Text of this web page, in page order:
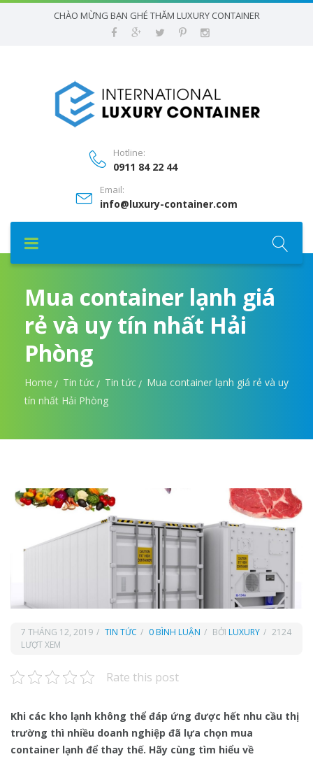
CHÀO MỪNG BẠN GHÉ THĂM LUXURY CONTAINER
Hotline:
0911 84 22 44
Email:
info@luxury-container.com
Mua container lạnh giá
rẻ và uy tín nhất Hải
Phòng
Home Tin tức Tin tức
Mua container lạnh giá rẻ và uy
tín nhất Hải Phòng
7 THÁNG 12, 2019 TIN TỨC 0 BÌNH LUẬN BỞI LUXURY
2124
LƯỢT XEM
Rate this post
Khi các kho lạnh không thể đáp ứng được hết nhu cầu thị
trường thì nhiều doanh nghiệp đã lựa chọn mua
container lạnh để thay thế. Hãy cùng tìm hiểu về